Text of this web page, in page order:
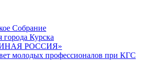
Собрание
Курска
РОССИЯ»
молодых профессионалов при КГС